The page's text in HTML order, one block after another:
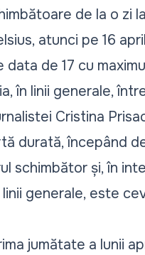
de la o zi
atunci pe 16
de 17 cu
în linii generale,
Cristina
durată, începând
schimbător și, în
generale, este
jumătate a lunii